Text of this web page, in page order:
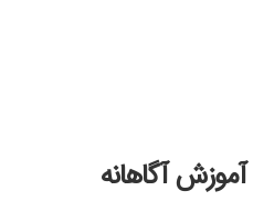
آگاهانه